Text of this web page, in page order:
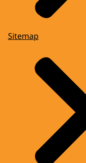
Sitemap